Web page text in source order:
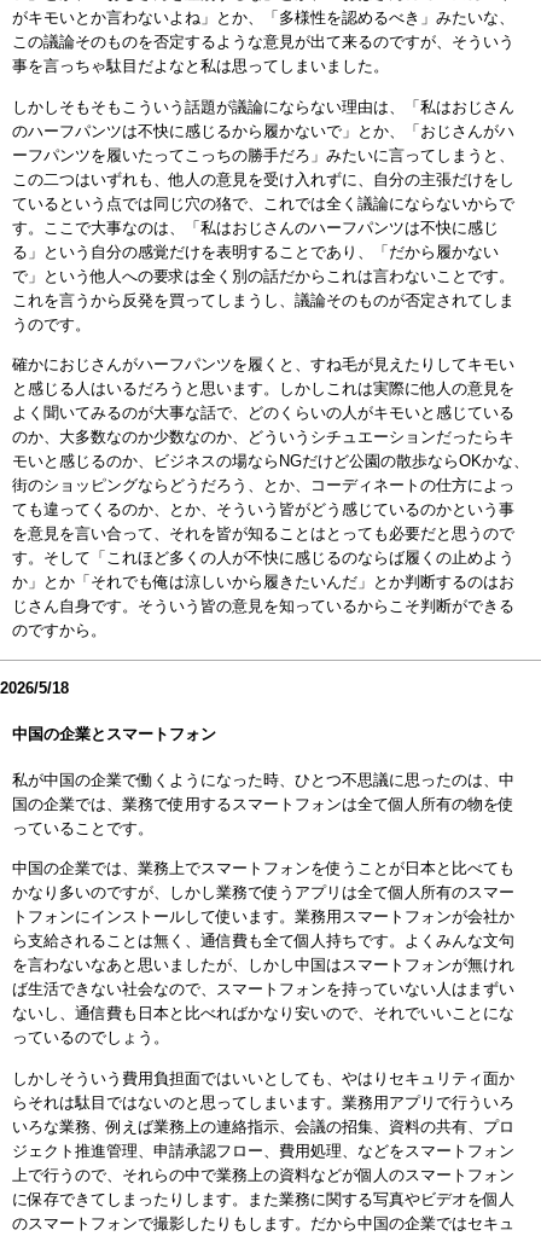
がキモいとか言わないよね」とか、「多様性を認めるべき」みたいな、
この議論そのものを否定するような意見が出て来るのですが、そういう
事を言っちゃ駄目だよなと私は思ってしまいました。
しかしそもそもこういう話題が議論にならない理由は、「私はおじさん
のハーフパンツは不快に感じるから履かないで」とか、「おじさんがハ
ーフパンツを履いたってこっちの勝手だろ」みたいに言ってしまうと、
この二つはいずれも、他人の意見を受け入れずに、自分の主張だけをし
ているという点では同じ穴の狢で、これでは全く議論にならないからで
す。ここで大事なのは、「私はおじさんのハーフパンツは不快に感じ
る」という自分の感覚だけを表明することであり、「だから履かない
で」という他人への要求は全く別の話だからこれは言わないことです。
これを言うから反発を買ってしまうし、議論そのものが否定されてしま
うのです。
確かにおじさんがハーフパンツを履くと、すね毛が見えたりしてキモい
と感じる人はいるだろうと思います。しかしこれは実際に他人の意見を
よく聞いてみるのが大事な話で、どのくらいの人がキモいと感じている
のか、大多数なのか少数なのか、どういうシチュエーションだったらキ
モいと感じるのか、ビジネスの場ならNGだけど公園の散歩ならOKかな、
街のショッピングならどうだろう、とか、コーディネートの仕方によっ
ても違ってくるのか、とか、そういう皆がどう感じているのかという事
を意見を言い合って、それを皆が知ることはとっても必要だと思うので
す。そして「これほど多くの人が不快に感じるのならば履くの止めよう
か」とか「それでも俺は涼しいから履きたいんだ」とか判断するのはお
じさん自身です。そういう皆の意見を知っているからこそ判断ができる
のですから。
2026/5/18
中国の企業とスマートフォン
私が中国の企業で働くようになった時、ひとつ不思議に思ったのは、中
国の企業では、業務で使用するスマートフォンは全て個人所有の物を使
っていることです。
中国の企業では、業務上でスマートフォンを使うことが日本と比べても
かなり多いのですが、しかし業務で使うアプリは全て個人所有のスマー
トフォンにインストールして使います。業務用スマートフォンが会社か
ら支給されることは無く、通信費も全て個人持ちです。よくみんな文句
を言わないなあと思いましたが、しかし中国はスマートフォンが無けれ
ば生活できない社会なので、スマートフォンを持っていない人はまずい
ないし、通信費も日本と比べればかなり安いので、それでいいことにな
っているのでしょう。
しかしそういう費用負担面ではいいとしても、やはりセキュリティ面か
らそれは駄目ではないのと思ってしまいます。業務用アプリで行ういろ
いろな業務、例えば業務上の連絡指示、会議の招集、資料の共有、プロ
ジェクト推進管理、申請承認フロー、費用処理、などをスマートフォン
上で行うので、それらの中で業務上の資料などが個人のスマートフォン
に保存できてしまったりします。また業務に関する写真やビデオを個人
のスマートフォンで撮影したりもします。だから中国の企業ではセキュ